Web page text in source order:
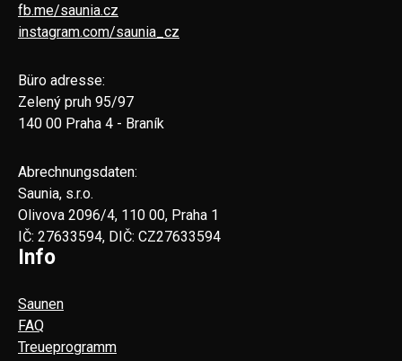
fb.me/saunia.cz
instagram.com/saunia_cz
Büro adresse:
Zelený pruh 95/97
140 00 Praha 4 - Braník
Abrechnungsdaten:
Saunia, s.r.o.
Olivova 2096/4, 110 00, Praha 1
IČ: 27633594, DIČ: CZ27633594
Info
Saunen
FAQ
Treueprogramm